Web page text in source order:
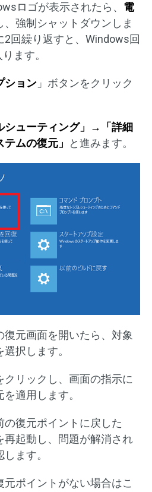
ロゴが表示されたら、 電
強制シャットダウンしま
回繰り返すと、Windows回
ます。
ション 」ボタンをクリック
シューティング」→「詳細
ムの復元」
と進みます。
復元画面を開いたら、対象
択します。
クリックし、画面の指示に
適用します。
の復元ポイントに戻した
再起動し、問題が解消され
ます。
ポイントがない場合はこ